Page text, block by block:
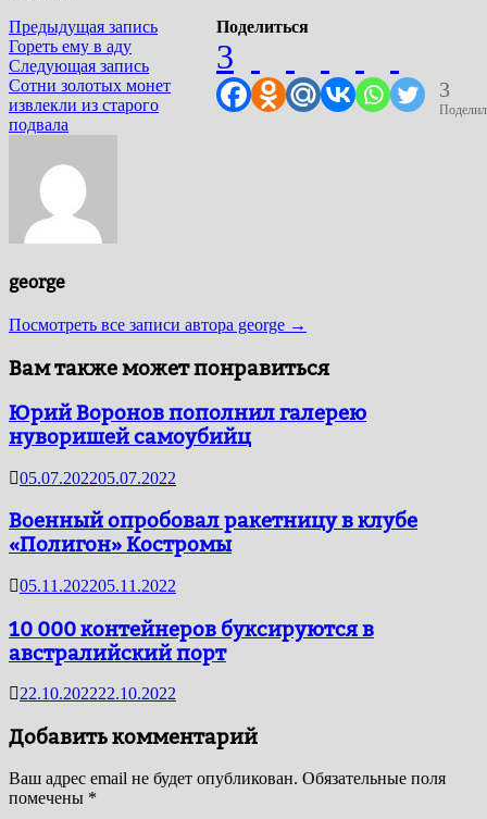
Поделиться
3
3
Навигация
по
записям
Предыдущая записьПредыдущая
Гореть ему в аду
Следующая записьСледующая
запись:
Сотни золотых монет
извлекли из старого
подвала
george
Посмотреть все записи автора george →
Вам также может понравиться
Юрий Воронов пополнил галерею
нуворишей самоубийц
05.07.202205.07.2022
Военный опробовал ракетницу в клубе
«Полигон» Костромы
05.11.202205.11.2022
10 000 контейнеров буксируются в
австралийский порт
22.10.202222.10.2022
Добавить комментарий
Ваш адрес email не будет опубликован. Обязательные поля
помечены *